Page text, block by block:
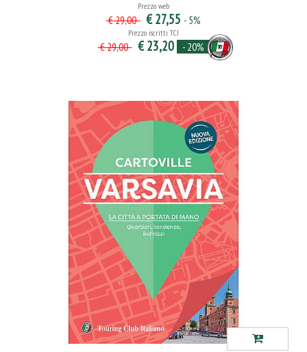
Prezzo web
€ 29,00 € 27,55 - 5%
Prezzo iscritti TCI
€ 29,00 € 23,20 - 20%